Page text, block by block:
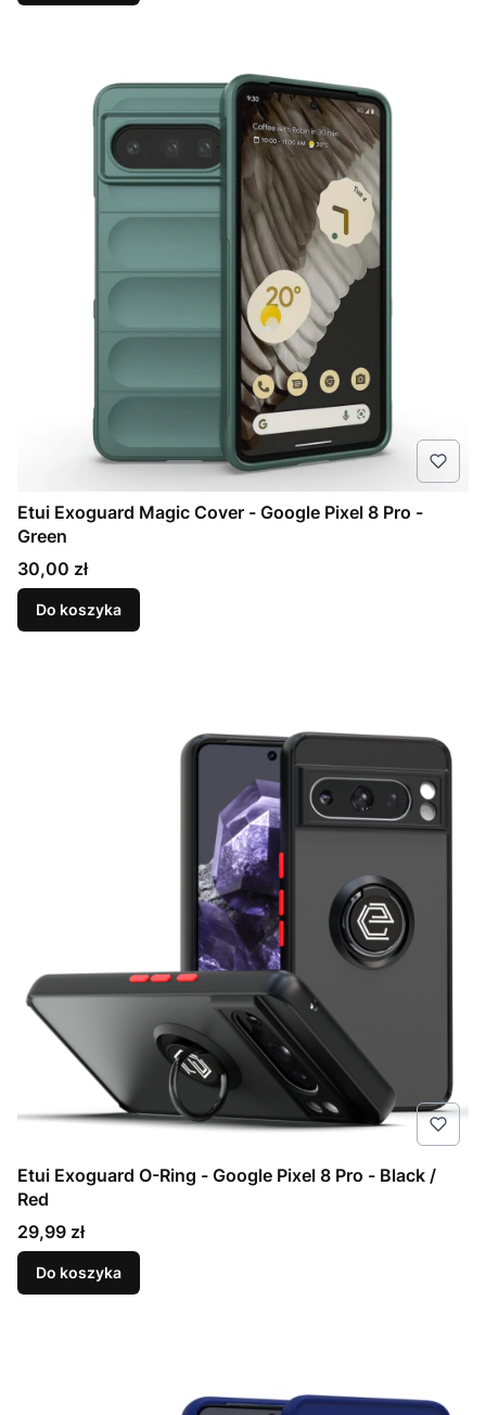
Etui Exoguard Magic Cover - Google Pixel 8 Pro -
Green
Cena
30,00 zł
Do koszyka
Etui Exoguard O-Ring - Google Pixel 8 Pro - Black /
Red
Cena
29,99 zł
Do koszyka